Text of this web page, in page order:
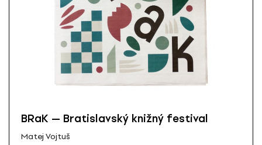
BRaK — Bratislavský knižný festival
Matej Vojtuš